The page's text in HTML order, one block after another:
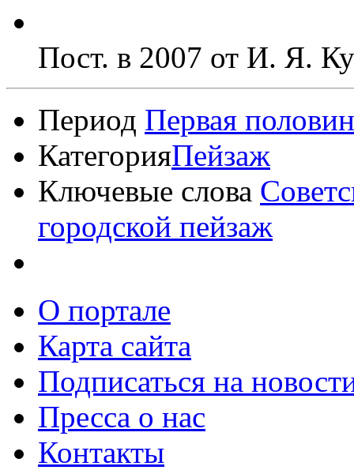
Пост. в 2007 от И. Я.
Период Первая
КатегорияПейзаж
Ключевые слова
городской пейзаж
О портале
Карта сайта
Подписаться на
Пресса о нас
Контакты